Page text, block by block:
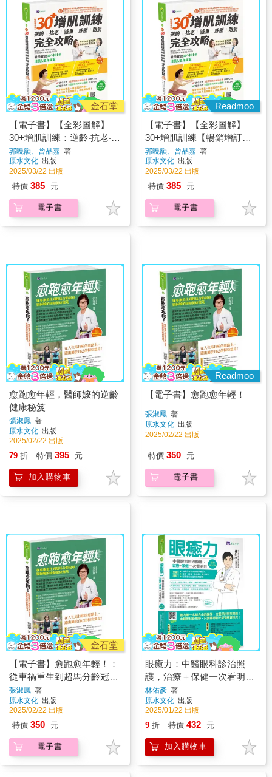
金石堂
【電子書】【全彩圖解】
30+增肌訓練：逆齡‧抗老‧減
重‧紓壓‧防病 完全攻略
郭曉韻、曾品嘉 著
原水文化 出版
2025/03/22 出版
特價 385 元
電子書
Readmoo
【電子書】【全彩圖解】
30+增肌訓練【暢銷增訂
版】
郭曉韻、曾品嘉 著
原水文化 出版
2025/03/22 出版
特價 385 元
電子書
愈跑愈年輕，醫師嬤的逆齡
健康秘笈
張淑鳳 著
原水文化 出版
2025/02/22 出版
79 折 特價 395 元
加入購物車
Readmoo
【電子書】愈跑愈年輕！
張淑鳳 著
原水文化 出版
2025/02/22 出版
特價 350 元
電子書
金石堂
【電子書】愈跑愈年輕！：
從車禍重生到超馬分齡冠
軍，醫師嬤的逆齡健康秘笈
張淑鳳 著
原水文化 出版
2025/02/22 出版
特價 350 元
電子書
眼癒力：中醫眼科診治照
護，治療＋保健一次看明白
(最新增訂版)
林佑彥 著
原水文化 出版
2025/01/22 出版
9 折 特價 432 元
加入購物車